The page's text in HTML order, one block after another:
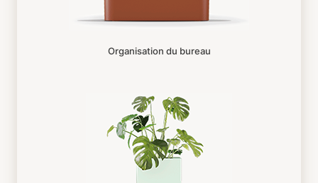
Organisation du bureau